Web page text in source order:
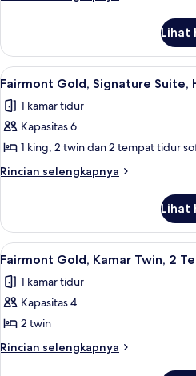
Haram
View
Fairmont
Gold,
Signature
Haram
View
Lihat
Lihat
semua
foto
untuk
Fairmont
Gold,
Haram
View
19
Fairmont Gold, Signature Suite,
1 kamar tidur
Kapasitas 6
1 king, 2 twin dan 2 tempat tidur
Rincian selengkapnya
Rincian
Fairmont
Gold,
Signature
Haram
View
Lihat
Lihat
semua
foto
untuk
Fairmont
Gold,
12
Fairmont Gold, Kamar Twin, 2
1 kamar tidur
Kapasitas 4
2 twin
Rincian selengkapnya
Rincian